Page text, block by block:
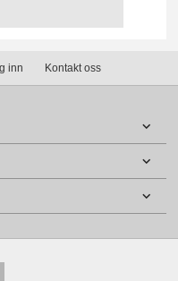
inn Kontakt oss